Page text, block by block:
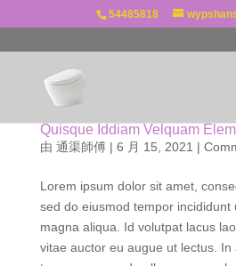
54485818
Quisque Iddiam Velquam
Lorem ipsum dolor sit amet,
sed do eiusmod tempor incididunt
magna aliqua. Id volutpat lacus